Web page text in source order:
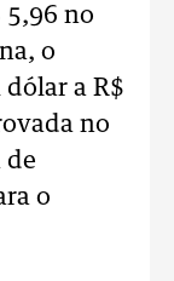
5,96 no
o
a R$
no
de
o